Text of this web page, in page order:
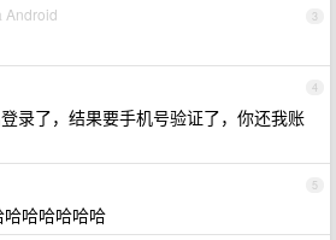
3
Android
4
录了，结果要手机号验证了，你还我账
5
哈哈哈哈哈